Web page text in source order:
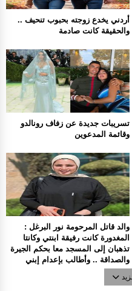
أردني يخدع زوجته بحبوب تنحيف ..
والحقيقة كانت صادمة
تسريبات جديدة عن زفاف رونالدو
وقائمة المدعوين
والد قاتل المرحومة نور البرغل :
المغدورة كانت رفيقة ابنتي وكانتا
تذهبان إلى المسجد معا بحكم الجيرة
والصداقة .. وأطالب بإعدام إبني